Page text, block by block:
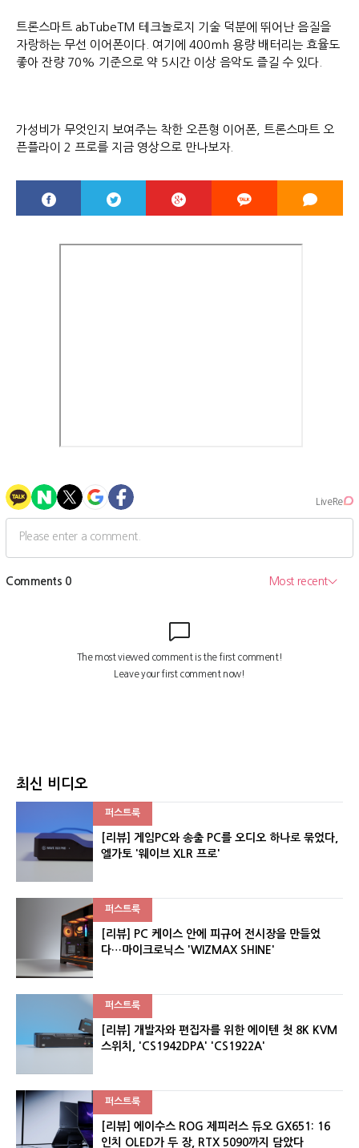
트론스마트 abTubeTM 테크놀로지 기술 덕분에 뛰어난 음질을
자랑하는 무선 이어폰이다. 여기에 400mh 용량 배터리는 효율도
좋아 잔량 70% 기준으로 약 5시간 이상 음악도 즐길 수 있다.
가성비가 무엇인지 보여주는 착한 오픈형 이어폰, 트론스마트 오
픈플라이 2 프로를 지금 영상으로 만나보자.
최신 비디오
퍼스트룩
[리뷰] 게임PC와 송출 PC를 오디오 하나로 묶었다,
엘가토 '웨이브 XLR 프로'
퍼스트룩
[리뷰] PC 케이스 안에 피규어 전시장을 만들었
다…마이크로닉스 'WIZMAX SHINE'
퍼스트룩
[리뷰] 개발자와 편집자를 위한 에이텐 첫 8K KVM
스위치, 'CS1942DPA' 'CS1922A'
퍼스트룩
[리뷰] 에이수스 ROG 제피러스 듀오 GX651: 16
인치 OLED가 두 장, RTX 5090까지 담았다